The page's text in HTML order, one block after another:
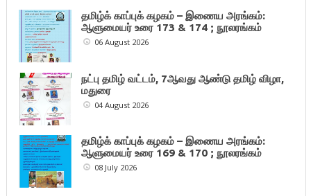
தமிழ்க் காப்புக் கழகம் – இணைய அரங்கம்:
ஆளுமையர் உரை 173 & 174 ; நூலரங்கம்
06 August 2026
நட்பு தமிழ் வட்டம், 7ஆவது ஆண்டு தமிழ் விழா,
மதுரை
04 August 2026
தமிழ்க் காப்புக் கழகம் – இணைய அரங்கம்:
ஆளுமையர் உரை 169 & 170 ; நூலரங்கம்
08 July 2026